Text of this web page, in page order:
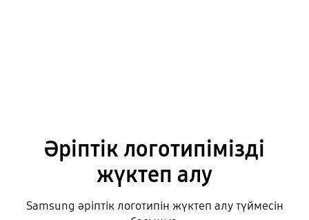
Әріптік логотипімізді
жүктеп алу
Samsung әріптік логотипін жүктеп алу түймесін